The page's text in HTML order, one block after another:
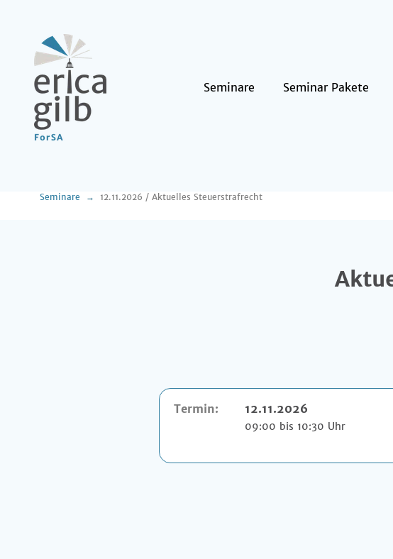
Seminare Seminar Pakete
Seminare 12.11.2026 / Aktuelles Steuerstrafrecht
Termin: 12.11.2026
09:00 bis 10:30 Uhr